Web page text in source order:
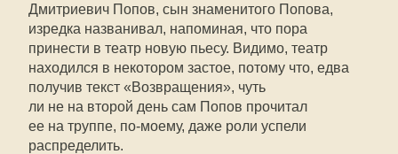
Дмитриевич Попов, сын знаменитого Попова,
изредка названивал, напоминая, что пора
принести в театр новую пьесу. Видимо, театр
находился в некотором застое, потому что, едва
получив текст «Возвращения», чуть
ли не на второй день сам Попов прочитал
ее на труппе, по-моему, даже роли успели
распределить.